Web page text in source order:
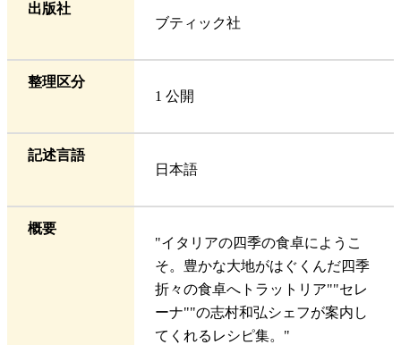
出版社
ブティック社
整理区分
1 公開
記述言語
日本語
概要
"イタリアの四季の食卓にようこ
そ。豊かな大地がはぐくんだ四季
折々の食卓へトラットリア""セレ
ーナ""の志村和弘シェフが案内し
てくれるレシピ集。"